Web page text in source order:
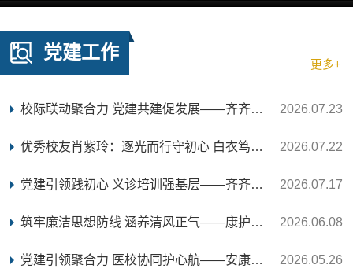
党建工作
更多+
校际联动聚合力 党建共建促发展——齐齐哈尔工程学... 2026.07.23
优秀校友肖紫玲：逐光而行守初心 白衣笃行绽芳华 2026.07.22
党建引领践初心 义诊培训强基层——齐齐哈尔工程学... 2026.07.17
筑牢廉洁思想防线 涵养清风正气——康护专业学生第... 2026.06.08
党建引领聚合力 医校协同护心航——安康医院与齐齐... 2026.05.26